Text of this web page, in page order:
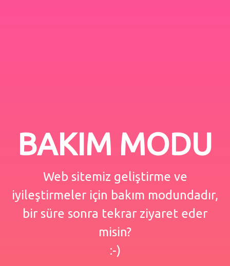
BAKIM MODU
Web sitemiz geliştirme ve
iyileştirmeler için bakım modundadır,
bir süre sonra tekrar ziyaret eder
misin?
:-)